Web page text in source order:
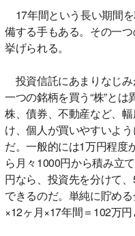
17年間という長い期間
備する手もある。その一
挙げられる。
投資信託にあまりなじみ
一つの銘柄を買う“株”と
株、債券、不動産など、
け、個人が買いやすいよ
だ。一般的には1万円程度
ら月々1000円から積み立
円なら、投資先を分けて
できるのだ。単純に貯め
×12ヶ月×17年間＝102万円